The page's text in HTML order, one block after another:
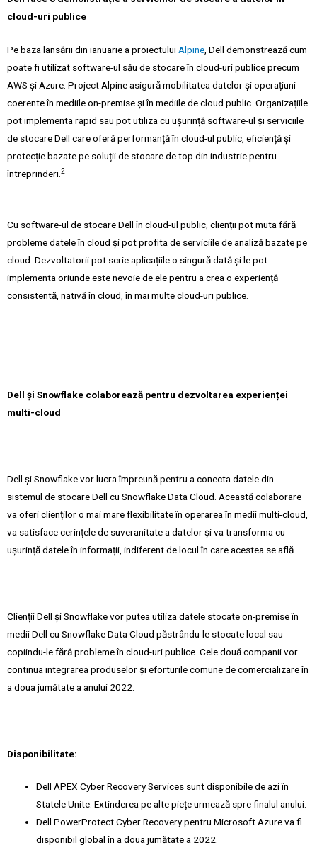
cloud-uri publice
Pe baza lansării din ianuarie a proiectului Alpine , Dell demonstrează cum
poate fi utilizat software-ul său de stocare în cloud-uri publice precum
AWS și Azure. Project Alpine asigură mobilitatea datelor și operațiuni
coerente în mediile on-premise și în mediile de cloud public. Organizațiile
pot implementa rapid sau pot utiliza cu ușurință software-ul și serviciile
de stocare Dell care oferă performanță în cloud-ul public, eficiență și
protecție bazate pe soluții de stocare de top din industrie pentru
întreprinderi. 2
Cu software-ul de stocare Dell în cloud-ul public, clienții pot muta fără
probleme datele în cloud și pot profita de serviciile de analiză bazate pe
cloud. Dezvoltatorii pot scrie aplicațiile o singură dată și le pot
implementa oriunde este nevoie de ele pentru a crea o experiență
consistentă, nativă în cloud, în mai multe cloud-uri publice.
Dell și Snowflake colaborează pentru dezvoltarea experienței
multi-cloud
Dell și Snowflake vor lucra împreună pentru a conecta datele din
sistemul de stocare Dell cu Snowflake Data Cloud. Această colaborare
va oferi clienților o mai mare flexibilitate în operarea în medii multi-cloud,
va satisface cerințele de suveranitate a datelor și va transforma cu
ușurință datele în informații, indiferent de locul în care acestea se află.
Clienții Dell și Snowflake vor putea utiliza datele stocate on-premise în
medii Dell cu Snowflake Data Cloud păstrându-le stocate local sau
copiindu-le fără probleme în cloud-uri publice. Cele două companii vor
continua integrarea produselor și eforturile comune de comercializare în
a doua jumătate a anului 2022.
Disponibilitate:
Dell APEX Cyber Recovery Services sunt disponibile de azi în
Statele Unite. Extinderea pe alte piețe urmează spre finalul anului.
Dell PowerProtect Cyber Recovery pentru Microsoft Azure va fi
disponibil global în a doua jumătate a 2022.